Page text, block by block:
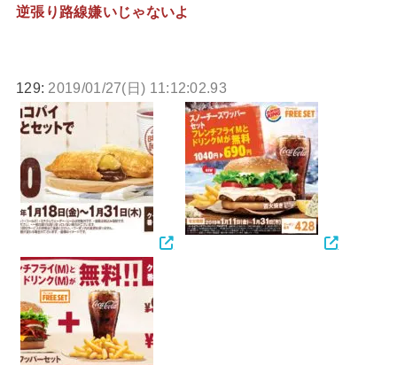
逆張り路線嫌いじゃないよ
129: 2019/01/27(日) 11:12:02.93